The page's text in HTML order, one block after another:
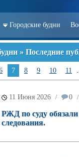
Городские будни
» Последние
7 8 9 10 11
11 Июня 2026 / 0 /
РЖД по суду
следования.